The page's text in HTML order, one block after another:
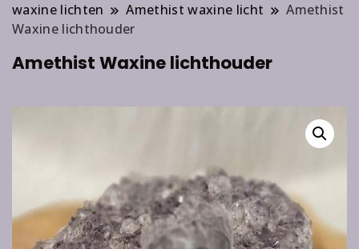
waxine lichten
Amethist waxine licht
Amethist
Waxine lichthouder
Amethist Waxine lichthouder